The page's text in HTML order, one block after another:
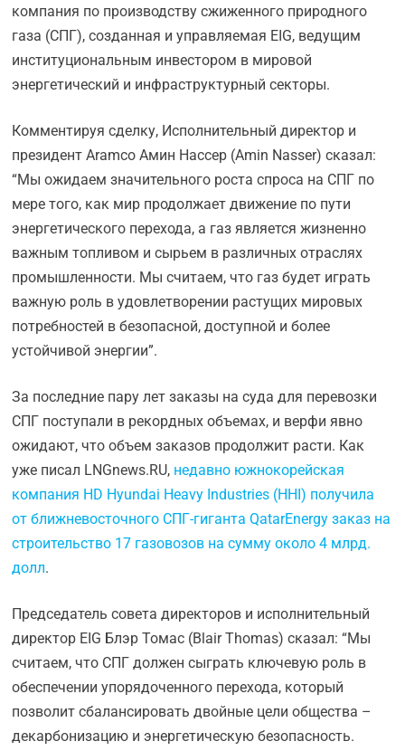
компания по производству сжиженного природного
газа (СПГ), созданная и управляемая EIG, ведущим
институциональным инвестором в мировой
энергетический и инфраструктурный секторы.
Комментируя сделку, Исполнительный директор и
президент Aramco Амин Нассер (Amin Nasser) сказал:
“Мы ожидаем значительного роста спроса на СПГ по
мере того, как мир продолжает движение по пути
энергетического перехода, а газ является жизненно
важным топливом и сырьем в различных отраслях
промышленности. Мы считаем, что газ будет играть
важную роль в удовлетворении растущих мировых
потребностей в безопасной, доступной и более
устойчивой энергии”.
За последние пару лет заказы на суда для перевозки
СПГ поступали в рекордных объемах, и верфи явно
ожидают, что объем заказов продолжит расти. Как
уже писал LNGnews.RU, недавно южнокорейская
компания HD Hyundai Heavy Industries (HHI) получила
от ближневосточного СПГ-гиганта QatarEnergy заказ на
строительство 17 газовозов на сумму около 4 млрд.
долл.
Председатель совета директоров и исполнительный
директор EIG Блэр Томас (Blair Thomas) сказал: “Мы
считаем, что СПГ должен сыграть ключевую роль в
обеспечении упорядоченного перехода, который
позволит сбалансировать двойные цели общества –
декарбонизацию и энергетическую безопасность.